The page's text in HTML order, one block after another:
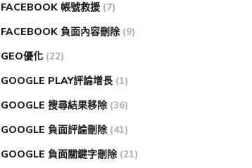
FACEBOOK 帳號救援 (7)
FACEBOOK 負面內容刪除 (9)
GEO優化 (22)
GOOGLE PLAY評論增長 (1)
GOOGLE 搜尋結果移除 (36)
GOOGLE 負面評論刪除 (41)
GOOGLE 負面關鍵字刪除 (21)